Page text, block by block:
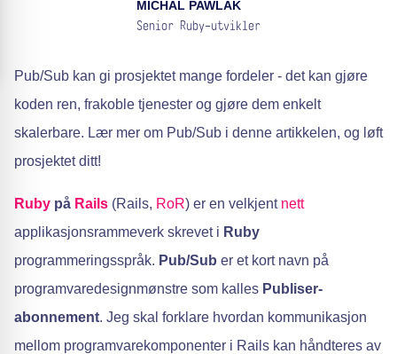
MICHAL PAWLAK
Senior Ruby-utvikler
Pub/Sub kan gi prosjektet mange fordeler - det kan gjøre
koden ren, frakoble tjenester og gjøre dem enkelt
skalerbare. Lær mer om Pub/Sub i denne artikkelen, og løft
prosjektet ditt!
Ruby på Rails (Rails, RoR) er en velkjent nett
applikasjonsrammeverk skrevet i Ruby
programmeringsspråk. Pub/Sub er et kort navn på
programvaredesignmønstre som kalles Publiser-
abonnement. Jeg skal forklare hvordan kommunikasjon
mellom programvarekomponenter i Rails kan håndteres av